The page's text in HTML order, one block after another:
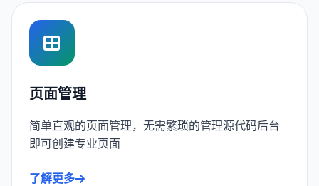
页面管理
简单直观的页面管理，无需繁琐的管理源代码后台
即可创建专业页面
了解更多